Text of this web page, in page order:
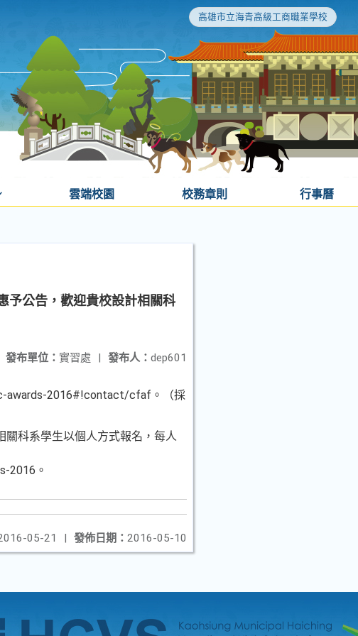
高雄市立海青高級工商職業學校
雲端校園 校務章則 行事曆
予公告，歡迎貴校設計相關科
發布人： dep601
發布單位： 實習處 |
awards-2016#!contact/cfaf。（採
科系學生以個人方式報名，每人
2016。
發佈日期： 2016-05-10
05-21 |